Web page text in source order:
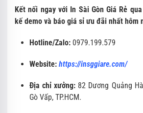
Kết nối ngay với In Sài Gòn Giá Rẻ
kế demo và báo giá sỉ ưu đãi nhất hôm
Hotline/Zalo: 0979.199.579
Website: https://insggiare.com/
Địa chỉ xưởng: 82 Dương Quảng
Gò Vấp, TP.HCM.